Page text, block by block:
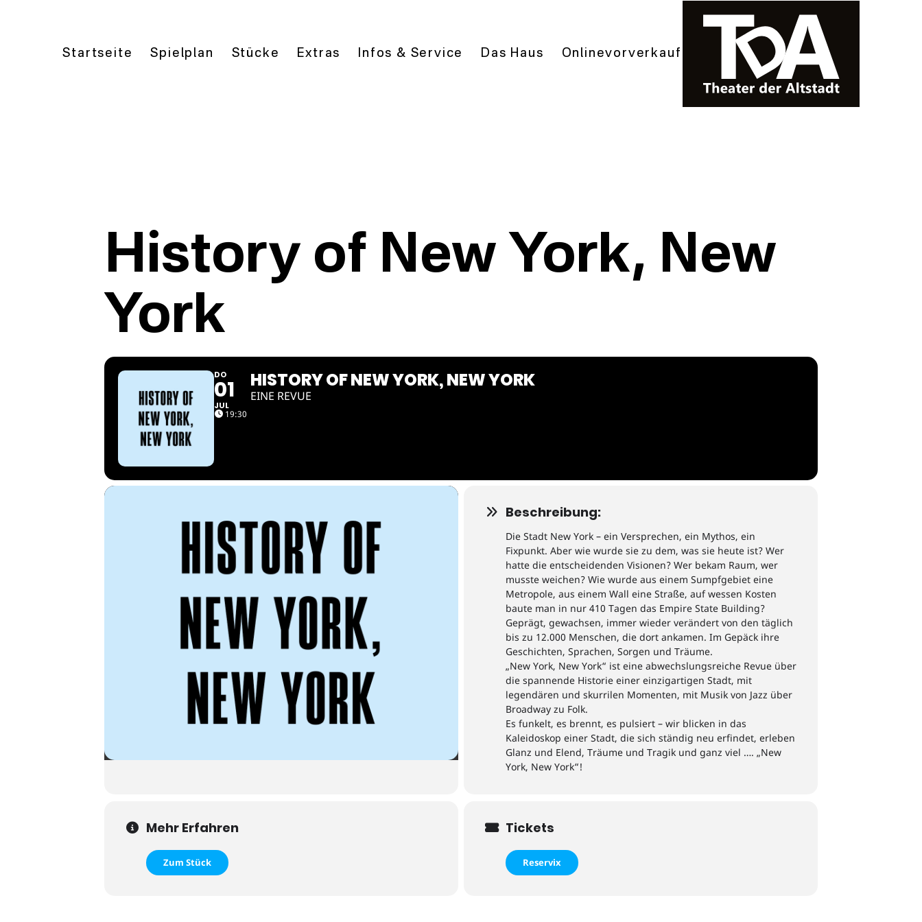
Startseite Spielplan Stücke Extras Infos & Service Das Haus Onlinevorverkauf
History of New York, New
York
DO
01
JUL
19:30
HISTORY OF NEW YORK, NEW YORK
EINE REVUE
Beschreibung:
Die Stadt New York – ein Versprechen, ein Mythos, ein
Fixpunkt. Aber wie wurde sie zu dem, was sie heute ist? Wer
hatte die entscheidenden Visionen? Wer bekam Raum, wer
musste weichen? Wie wurde aus einem Sumpfgebiet eine
Metropole, aus einem Wall eine Straße, auf wessen Kosten
baute man in nur 410 Tagen das Empire State Building?
Geprägt, gewachsen, immer wieder verändert von den täglich
bis zu 12.000 Menschen, die dort ankamen. Im Gepäck ihre
Geschichten, Sprachen, Sorgen und Träume.
„New York, New York“ ist eine abwechslungsreiche Revue über
die spannende Historie einer einzigartigen Stadt, mit
legendären und skurrilen Momenten, mit Musik von Jazz über
Broadway zu Folk.
Es funkelt, es brennt, es pulsiert – wir blicken in das
Kaleidoskop einer Stadt, die sich ständig neu erfindet, erleben
Glanz und Elend, Träume und Tragik und ganz viel …. „New
York, New York“!
Mehr Erfahren
Zum Stück
Tickets
Reservix